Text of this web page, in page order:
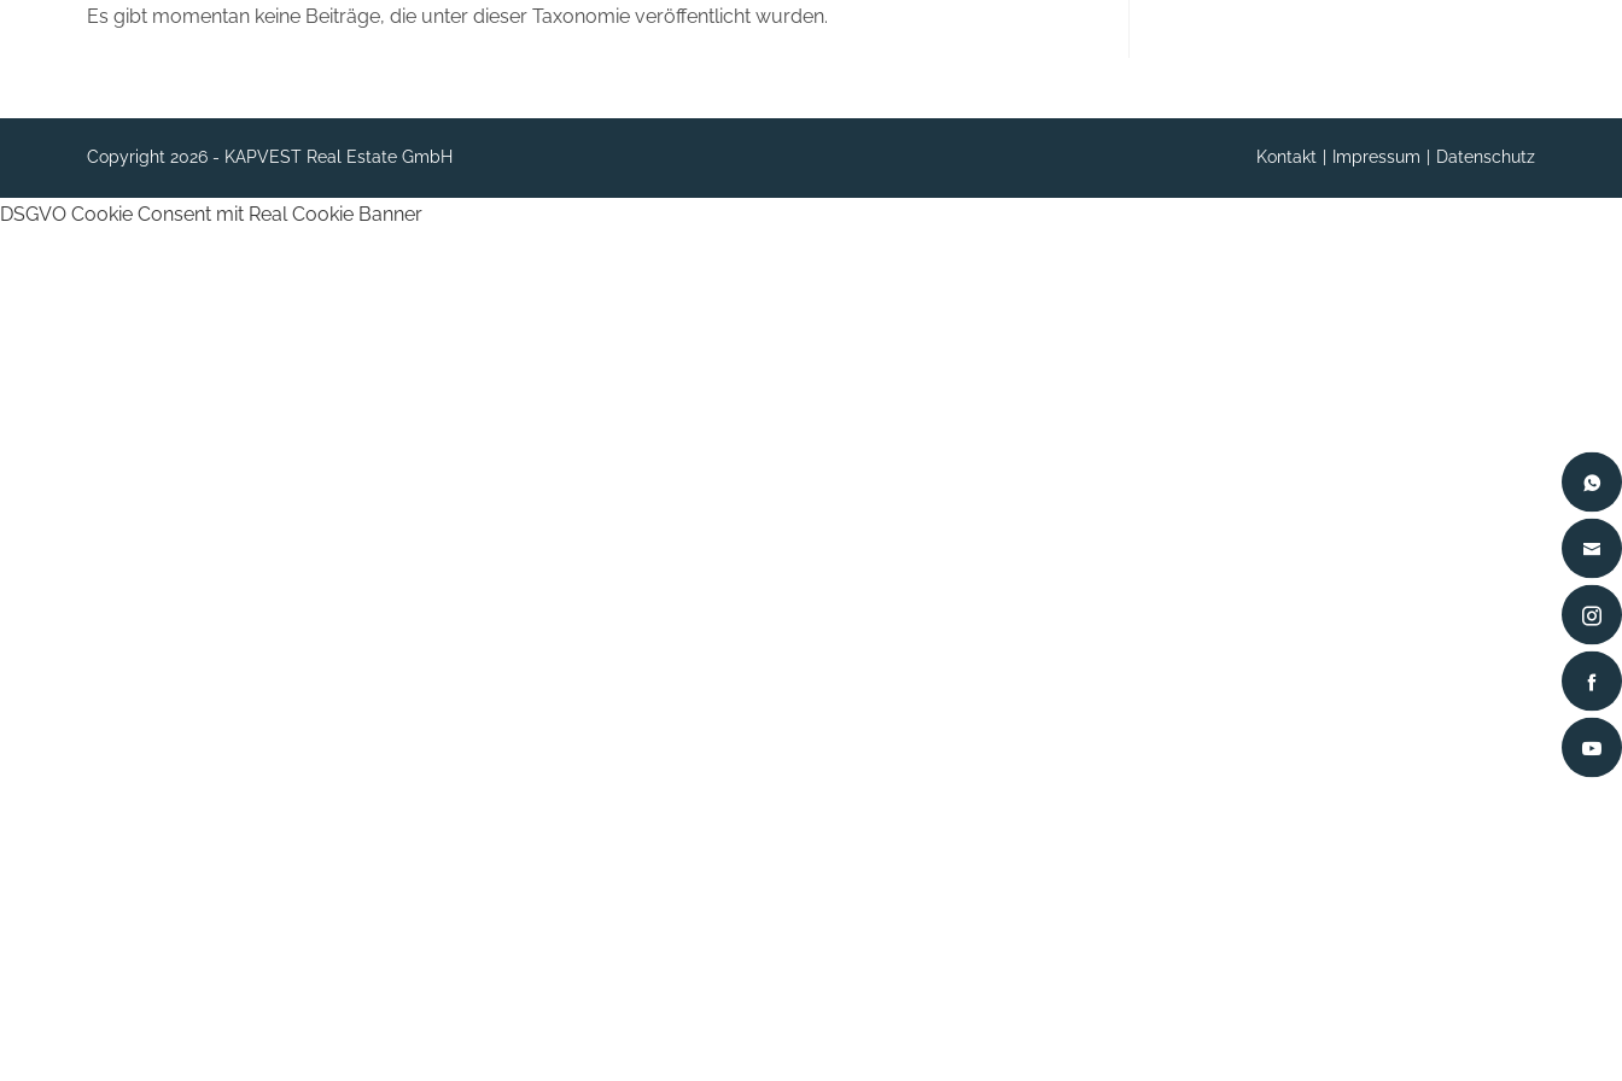
Es gibt momentan keine Beiträge, die unter dieser Taxonomie veröffentlicht wurden.
Kontakt Impressum Datenschutz
Copyright 2026 - KAPVEST Real Estate GmbH
DSGVO Cookie Consent mit Real Cookie Banner